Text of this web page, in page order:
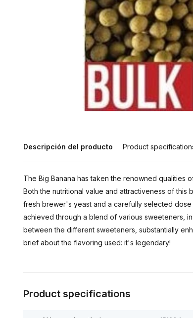
Descripción del producto Product
The Big Banana has taken the renowned
Both the nutritional value and attractiveness of
fresh brewer's yeast and a carefully selected
achieved through a blend of various sweeteners,
between the different sweeteners, substantially
brief about the flavoring used: it's legendary!
Product specifications